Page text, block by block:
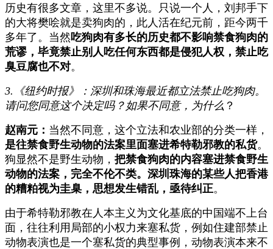
历史有很多文章，这里不多说。只说一个人，刘邦手下
的大将樊哙就是卖狗肉的，此人活在纪元前，距今两千
多年了。当然吃狗肉有多长的历史都不影响禁食狗肉的
荒谬，毕竟禁止别人吃任何东西都是侵犯人权，禁止吃
臭豆腐也不对。
3.《纽约时报》：深圳和珠海最近都立法禁止吃狗肉。
请问您同意这个决定吗？如果不同意，为什么 ？
赵南元： 当然不同意，这个立法和农业部的分类一样，
是往禁食野生动物的法案里面塞进希特勒邪教的私货。
狗显然不是野生动物， 把禁食狗肉的内容塞进禁食野生
动物的法案，完全不伦不类。深圳珠海的某些人把香港
的糟粕视为圭臬，思想发生错乱，亟待纠正。
由于希特勒邪教在人本主义为文化基底的中国端不上台
面，往往利用局部的小权力来塞私货，例如住建部禁止
动物表演也是一个塞私货的典型事例，动物表演本来不